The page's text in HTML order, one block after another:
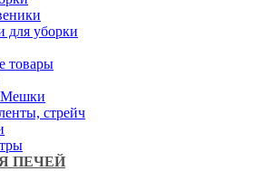
для уборки
товары
Мешки
стрейч
ПЕЧЕЙ